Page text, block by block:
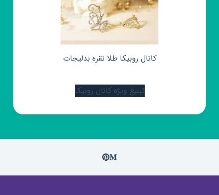
کانال روبیکا طلا نقره بدلیجات
تبلیغ ویژه کانال روبیکا